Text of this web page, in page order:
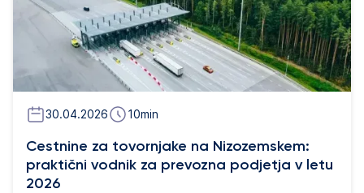
30.04.2026 10min
Cestnine za tovornjake na Nizozemskem:
praktični vodnik za prevozna podjetja v letu
2026